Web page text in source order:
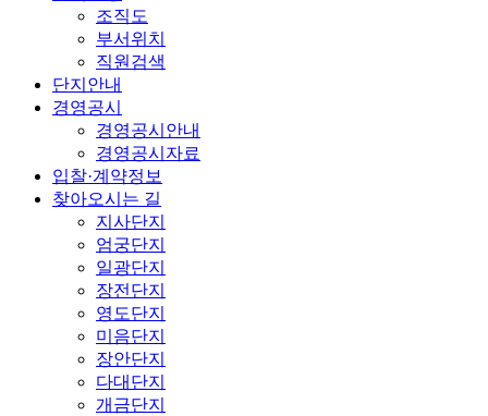
조직도
부서위치
직원검색
단지안내
경영공시
경영공시안내
경영공시자료
입찰·계약정보
찾아오시는 길
지사단지
엄궁단지
일광단지
장전단지
영도단지
미음단지
장안단지
다대단지
개금단지